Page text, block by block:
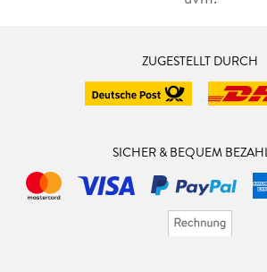
ZUGESTELLT DURCH
SICHER & BEQUEM